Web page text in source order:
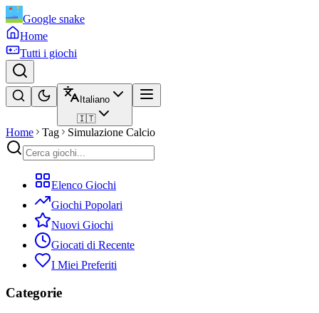
Google snake
Home
Tutti i giochi
Italiano
🇮🇹
Home Tag Simulazione Calcio
Elenco Giochi
Giochi Popolari
Nuovi Giochi
Giocati di Recente
I Miei Preferiti
Categorie